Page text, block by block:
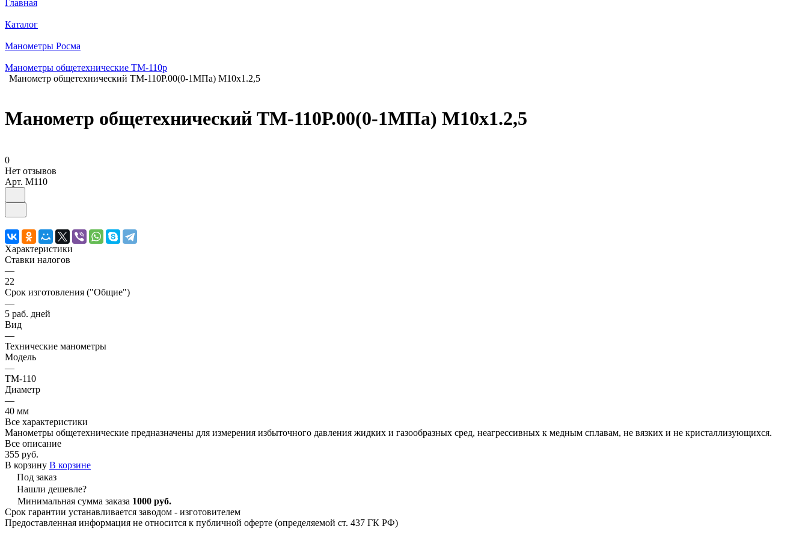
Главная
Каталог
Манометры Росма
Манометры общетехнические ТМ-110р
Манометр общетехнический ТМ-110Р.00(0-1МПа) М10х1.2,5
Манометр общетехнический ТМ-110Р.00(0-1МПа) М10х1.2,5
0
Нет отзывов
Арт. M110
Характеристики
Ставки налогов
—
22
Срок изготовления ("Общие")
—
5 раб. дней
Вид
—
Технические манометры
Модель
—
ТМ-110
Диаметр
—
40 мм
Все характеристики
Манометры общетехнические предназначены для измерения избыточного давления жидких и газообразных сред, неагрессивных к медным сплавам, не вязких и не кристаллизующихся.
Все описание
355 руб.
В корзину В корзине
Под заказ
Нашли дешевле?
Минимальная сумма заказа 1000 руб.
Срок гарантии устанавливается заводом - изготовителем
Предоставленная информация не относится к публичной оферте (определяемой ст. 437 ГК РФ)